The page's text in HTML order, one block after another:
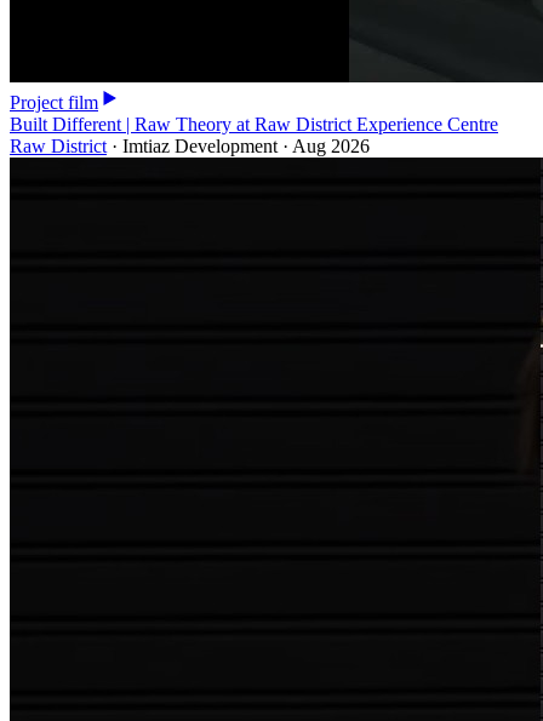
Project film
Built Different | Raw Theory at Raw District Experience Centre
Raw District · Imtiaz Development · Aug 2026